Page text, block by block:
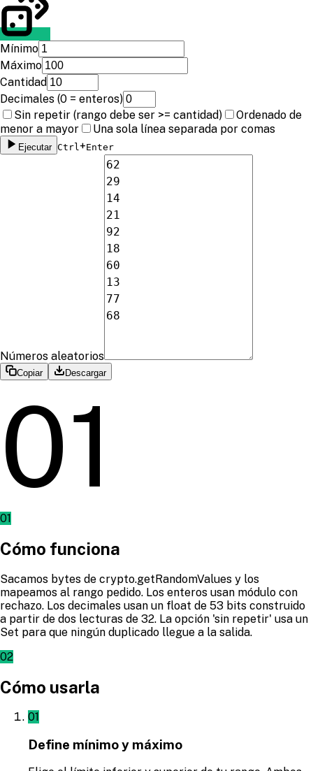
Mínimo
Máximo
Cantidad
Decimales (0 = enteros)
Sin repetir (rango debe ser >= cantidad)
Ordenado de
menor a mayor
Una sola línea separada por comas
Ejecutar Ctrl +Enter
Números aleatorios
Copiar Descargar
01
01
Cómo funciona
Sacamos bytes de crypto.getRandomValues y los
mapeamos al rango pedido. Los enteros usan módulo con
rechazo. Los decimales usan un float de 53 bits construido
a partir de dos lecturas de 32. La opción 'sin repetir' usa un
Set para que ningún duplicado llegue a la salida.
02
Cómo usarla
01
Define mínimo y máximo